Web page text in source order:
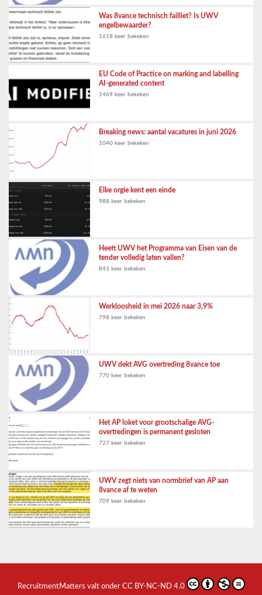
Was 8vance technisch failliet? Is UWV
engelbewaarder?
1618 keer bekeken
EU Code of Practice on marking and labelling
AI-generated content
1469 keer bekeken
Breaking news: aantal vacatures in juni 2026
1040 keer bekeken
Elke orgie kent een einde
988 keer bekeken
Heeft UWV het Programma van Eisen van de
tender volledig laten vallen?
843 keer bekeken
Werkloosheid in mei 2026 naar 3,9%
798 keer bekeken
UWV dekt AVG overtreding 8vance toe
770 keer bekeken
Het AP loket voor grootschalige AVG-
overtredingen is permanent gesloten
727 keer bekeken
UWV zegt niets van normbrief van AP aan
8vance af te weten
709 keer bekeken
RecruitmentMatters valt onder CC BY-NC-ND 4.0